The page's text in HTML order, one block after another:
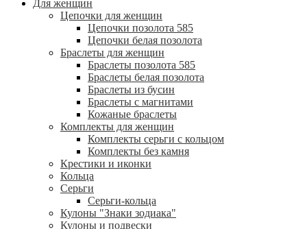
Для женщин
Цепочки для женщин
Цепочки позолота 585
Цепочки белая позолота
Браслеты для женщин
Браслеты позолота 585
Браслеты белая позолота
Браслеты из бусин
Браслеты с магнитами
Кожаные браслеты
Комплекты для женщин
Комплекты серьги с кольцом
Комплекты без камня
Крестики и иконки
Кольца
Серьги
Серьги-кольца
Кулоны "Знаки зодиака"
Кулоны и подвески